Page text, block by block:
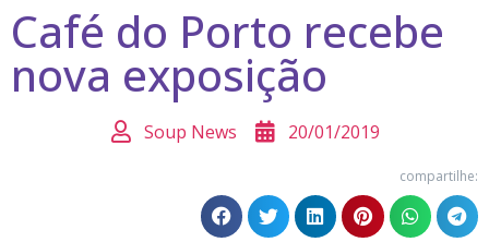
Café do Porto recebe
nova exposição
Soup News 20/01/2019
compartilhe: